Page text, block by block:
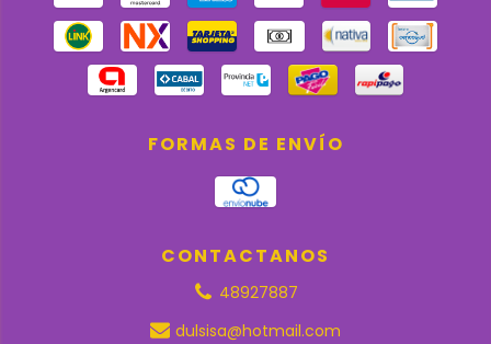
FORMAS DE ENVÍO
CONTACTANOS
48927887
dulsisa@hotmail.com